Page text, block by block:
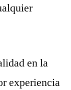
en la
experiencia